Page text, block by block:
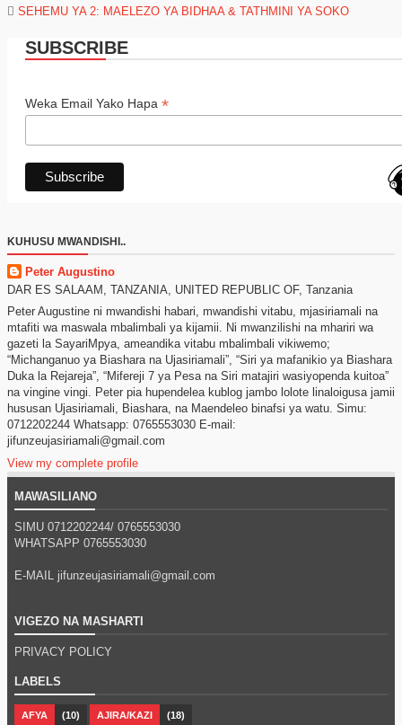
SEHEMU YA 2: MAELEZO YA BIDHAA & TATHMINI YA SOKO
SUBSCRIBE
Weka Email Yako Hapa *
KUHUSU MWANDISHI..
Peter Augustino
DAR ES SALAAM, TANZANIA, UNITED REPUBLIC OF, Tanzania
Peter Augustine ni mwandishi habari, mwandishi vitabu, mjasiriamali na
mtafiti wa maswala mbalimbali ya kijamii. Ni mwanzilishi na mhariri wa
gazeti la SayariMpya, ameandika vitabu mbalimbali vikiwemo;
“Michanganuo ya Biashara na Ujasiriamali”, “Siri ya mafanikio ya Biashara
Duka la Rejareja”, “Mifereji 7 ya Pesa na Siri matajiri wasiyopenda kuitoa”
na vingine vingi. Peter pia hupendelea kublog jambo lolote linaloigusa jamii
hususan Ujasiriamali, Biashara, na Maendeleo binafsi ya watu. Simu:
0712202244 Whatsapp: 0765553030 E-mail:
jifunzeujasiriamali@gmail.com
View my complete profile
MAWASILIANO
SIMU 0712202244/ 0765553030
WHATSAPP 0765553030
E-MAIL jifunzeujasiriamali@gmail.com
VIGEZO NA MASHARTI
PRIVACY POLICY
LABELS
AFYA (10) AJIRA/KAZI (18)